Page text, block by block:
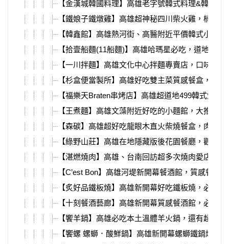
【金漢城韓國料理】高雄老字號韓式料理&韓式燒
【鐵娘子鐵燉雞】高雄超神秘四川柴火雞，楠梓
【韓鑫館】高雄熱河街、高醫附近平價韓式小店
【拾壹船麵(11船麵)】高雄哈瑪星必吃，道地泰國
【一川拌麵】高雄文化中心拌麵專賣店，口味選
【杉盒便當製所】高雄好吃雙主菜質感餐盒，必
【福樂天Braten串烤店】高雄超道地499韓式燒肉
【王煮麵】高雄文藻附近好吃的小麵館，大推肉
【森碳】高雄超好吃龍眼木直火柴燒餐盒，肉量
【綠野山莊】高雄在地隱藏版後花園餐廳，觀音
【湛燃燒肉】高雄、台南回訪超多次燒肉愛店，
【C’est Bon】高雄河堤新開幕餐酒館，質感餐點
【炙好品鐵板燒】高雄新開幕好吃鐵板燒，必點
【十刻餐酒藝廊】高雄新開幕質感餐酒館，必吃
【饗羊鍋】高雄必吃本土溫體羊火鍋，還有超強
【饗螺 螺螄．酸鮮鍋】高雄新開幕螺螄鐵鍋燉，